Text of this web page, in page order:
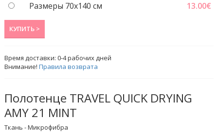
Размеры 70х140 см
13.00€
КУПИТЬ >
Время доставки:0-4рабочих дней
Внимание!Правила возврата
Полотенце TRAVEL QUICK DRYING
AMY 21 MINT
Ткань - Микрофибра